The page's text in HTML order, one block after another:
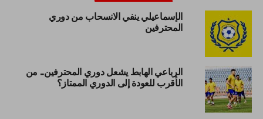
الإسماعيلي ينفي الانسحاب من دوري
المحترفين
الرباعي الهابط يشعل دوري المحترفين.. من
الأقرب للعودة إلى الدوري الممتاز؟